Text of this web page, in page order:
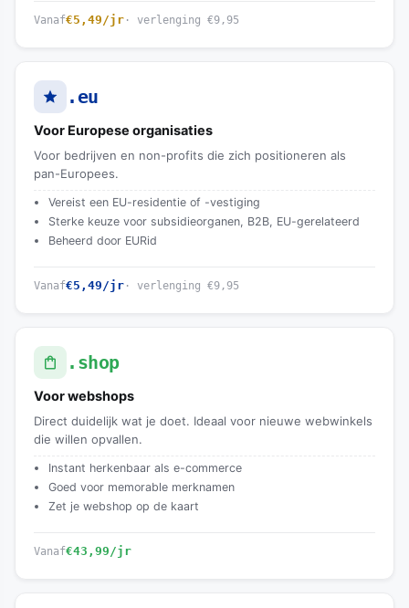
Vanaf€5,49 /jr · verlenging €9,95
.eu
Voor Europese organisaties
Voor bedrijven en non-profits die zich positioneren als
pan-Europees.
Vereist een EU-residentie of -vestiging
Sterke keuze voor subsidieorganen, B2B, EU-gerelateerd
Beheerd door EURid
Vanaf€5,49 /jr · verlenging €9,95
.shop
Voor webshops
Direct duidelijk wat je doet. Ideaal voor nieuwe webwinkels
die willen opvallen.
Instant herkenbaar als e-commerce
Goed voor memorable merknamen
Zet je webshop op de kaart
Vanaf€43,99 /jr